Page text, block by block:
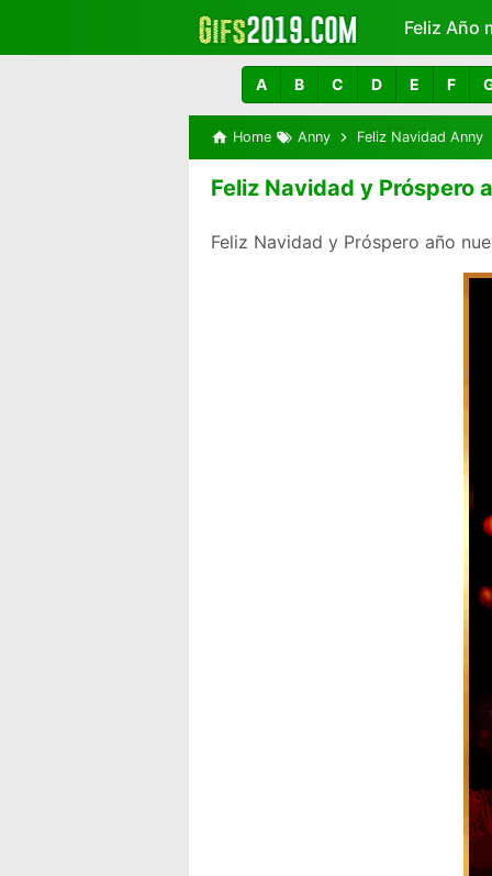
Feliz Año
Más
A B C D E F
Home Anny Feliz Navidad Anny
Feliz Navidad y Próspero
Feliz Navidad y Próspero año